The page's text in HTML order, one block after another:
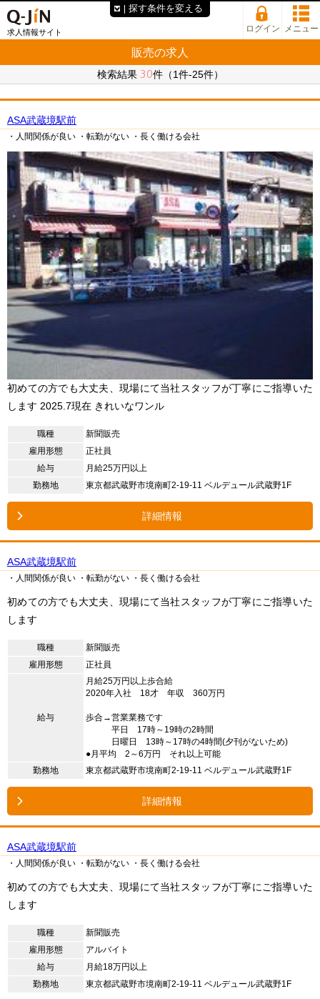
求人情報サイト ログイン メニュー
販売の求人
検索結果 30件（1件-25件）
ASA武蔵境駅前
・人間関係が良い ・転勤がない ・長く働ける会社
初めての方でも大丈夫、現場にて当社スタッフが丁寧にご指導いた
します 2025.7現在 きれいなワンル
職種
新聞販売
雇用形態
正社員
給与
月給25万円以上
勤務地
東京都武蔵野市境南町2-19-11 ベルデュール武蔵野1F
詳細情報
ASA武蔵境駅前
・人間関係が良い ・転勤がない ・長く働ける会社
初めての方でも大丈夫、現場にて当社スタッフが丁寧にご指導いた
します
職種
新聞販売
雇用形態
正社員
給与
月給25万円以上歩合給
2020年入社 18才 年収 360万円
歩合→営業業務です
平日 17時～19時の2時間
日曜日 13時～17時の4時間(夕刊がないため)
●月平均 2～6万円 それ以上可能
勤務地
東京都武蔵野市境南町2-19-11 ベルデュール武蔵野1F
詳細情報
ASA武蔵境駅前
・人間関係が良い ・転勤がない ・長く働ける会社
初めての方でも大丈夫、現場にて当社スタッフが丁寧にご指導いた
します
職種
新聞販売
雇用形態
アルバイト
給与
月給18万円以上
勤務地
東京都武蔵野市境南町2-19-11 ベルデュール武蔵野1F
探す条件を変える